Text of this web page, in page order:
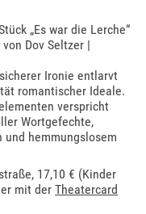
„Es war die Lerche“
Dov Seltzer |
Ironie entlarvt
romantischer Ideale.
verspricht
Wortgefechte,
und hemmungslosem
17,10 € (Kinder
mit derTheatercard